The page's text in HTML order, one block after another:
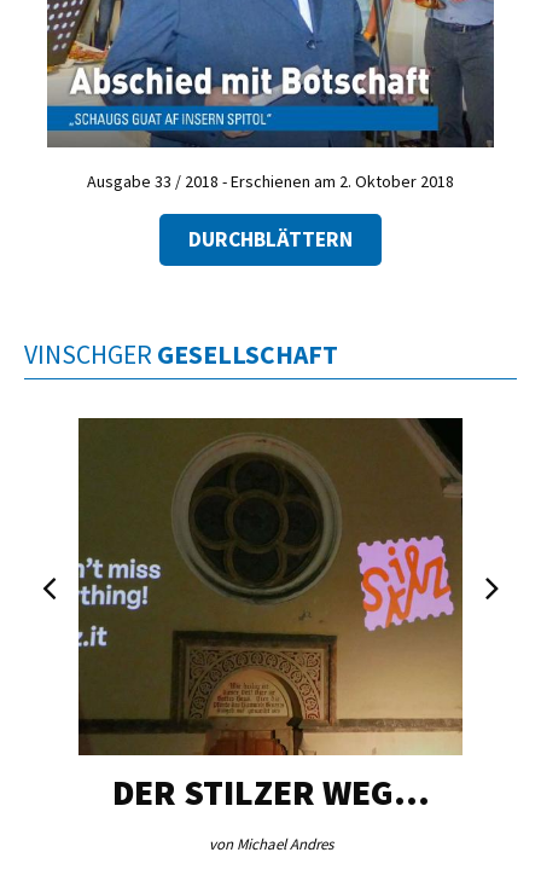
Ausgabe 33 / 2018 - Erschienen am 2. Oktober 2018
DURCHBLÄTTERN
VINSCHGER GESELLSCHAFT
DER STILZER WEG…
von Michael Andres